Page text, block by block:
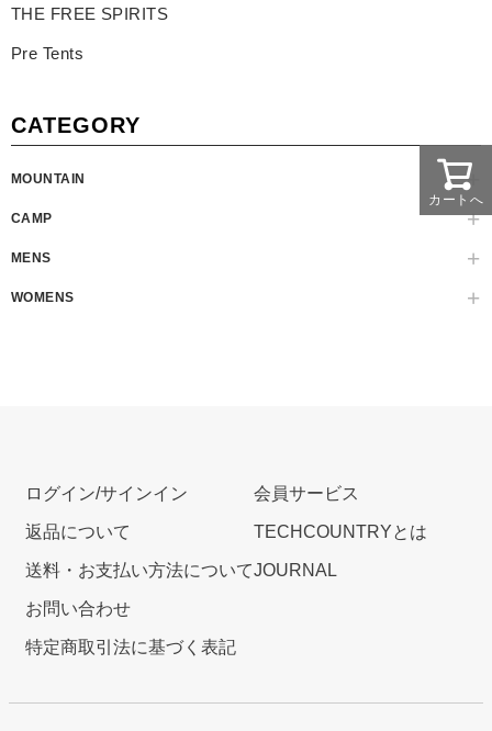
THE FREE SPIRITS
Pre Tents
CATEGORY
MOUNTAIN
CAMP
MENS
WOMENS
カートへ
ログイン/サインイン
返品について
送料・お支払い方法について
お問い合わせ
特定商取引法に基づく表記
会員サービス
TECHCOUNTRYとは
JOURNAL